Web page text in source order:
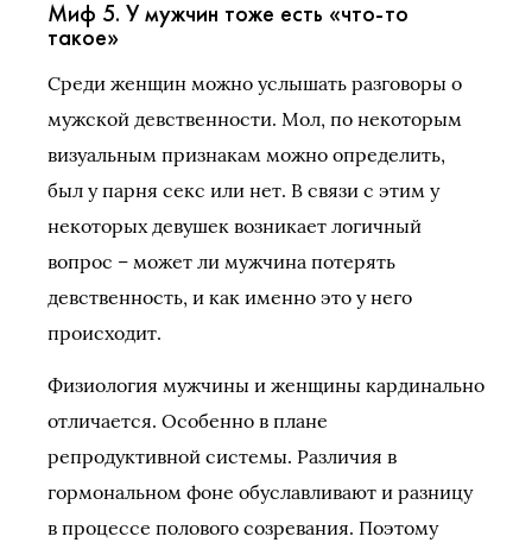
Миф 5. У мужчин тоже есть «что-то
такое»
Среди женщин можно услышать разговоры о
мужской девственности. Мол, по некоторым
визуальным признакам можно определить,
был у парня секс или нет. В связи с этим у
некоторых девушек возникает логичный
вопрос – может ли мужчина потерять
девственность, и как именно это у него
происходит.
Физиология мужчины и женщины кардинально
отличается. Особенно в плане
репродуктивной системы. Различия в
гормональном фоне обуславливают и разницу
в процессе полового созревания. Поэтому